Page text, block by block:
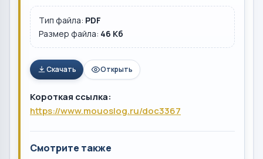
Тип файла: PDF
Размер файла: 46 Кб
Скачать Открыть
Короткая ссылка:
https://www.mouoslog.ru/doc3367
Смотрите также